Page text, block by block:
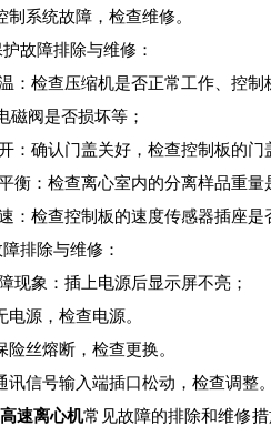
系统故障，检查维修。
故障排除与维修：
检查压缩机是否正常工作、控制
磁阀是否损坏等；
确认门盖关好，检查控制板的门
：检查离心室内的分离样品重量
检查控制板的速度传感器插座是
排除与维修：
象：插上电源后显示屏不亮；
源，检查电源。
丝熔断，检查更换。
信号输入端插口松动，检查调整。
高速离心机常见故障的排除和维修